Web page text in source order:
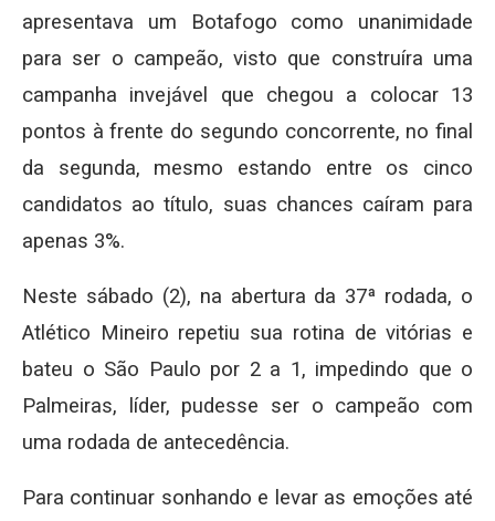
apresentava um Botafogo como unanimidade
para ser o campeão, visto que construíra uma
campanha invejável que chegou a colocar 13
pontos à frente do segundo concorrente, no final
da segunda, mesmo estando entre os cinco
candidatos ao título, suas chances caíram para
apenas 3%.
Neste sábado (2), na abertura da 37ª rodada, o
Atlético Mineiro repetiu sua rotina de vitórias e
bateu o São Paulo por 2 a 1, impedindo que o
Palmeiras, líder, pudesse ser o campeão com
uma rodada de antecedência.
Para continuar sonhando e levar as emoções até